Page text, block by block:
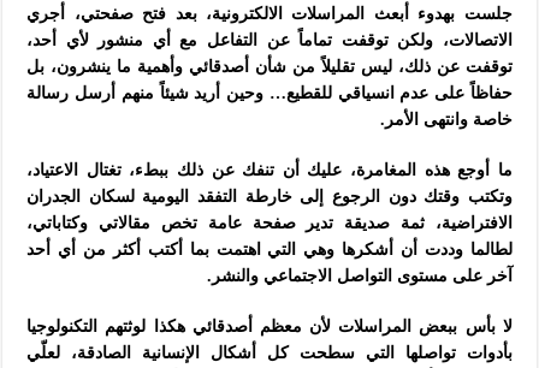
جلست بهدوء أبعث المراسلات الالكترونية، بعد فتح صفحتي، أجري
الاتصالات، ولكن توقفت تماماً عن التفاعل مع أي منشور لأي أحد،
توقفت عن ذلك، ليس تقليلاً من شأن أصدقائي وأهمية ما ينشرون، بل
حفاظاً على عدم انسياقي للقطيع… وحين أريد شيئاً منهم أرسل رسالة
خاصة وانتهى الأمر.
ما أوجع هذه المغامرة، عليك أن تنفك عن ذلك ببطء، تغتال الاعتياد،
وتكتب وقتك دون الرجوع إلى خارطة التفقد اليومية لسكان الجدران
الافتراضية، ثمة صديقة تدير صفحة عامة تخص مقالاتي وكتاباتي،
لطالما وددت أن أشكرها وهي التي اهتمت بما أكتب أكثر من أي أحد
آخر على مستوى التواصل الاجتماعي والنشر.
لا بأس ببعض المراسلات لأن معظم أصدقائي هكذا لوثتهم التكنولوجيا
بأدوات تواصلها التي سطحت كل أشكال الإنسانية الصادقة، لعلّي